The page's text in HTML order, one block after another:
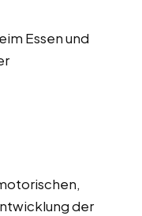
Essen und
der